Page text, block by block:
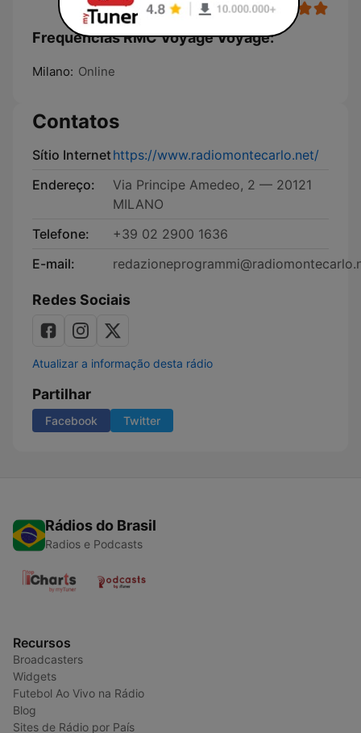
Frequências RMC Voyage Voyage:
Milano: Online
Contatos
Sítio Internethttps://www.radiomontecarlo.net/
Endereço:
Via Principe Amedeo, 2 — 20121
MILANO
Telefone:
+39 02 2900 1636
E-mail:
Redes Sociais
Atualizar a informação desta rádio
Partilhar
Facebook Twitter
Rádios do Brasil
Radios e Podcasts
Recursos
Broadcasters
Widgets
Futebol Ao Vivo na Rádio
Blog
Sites de Rádio por País